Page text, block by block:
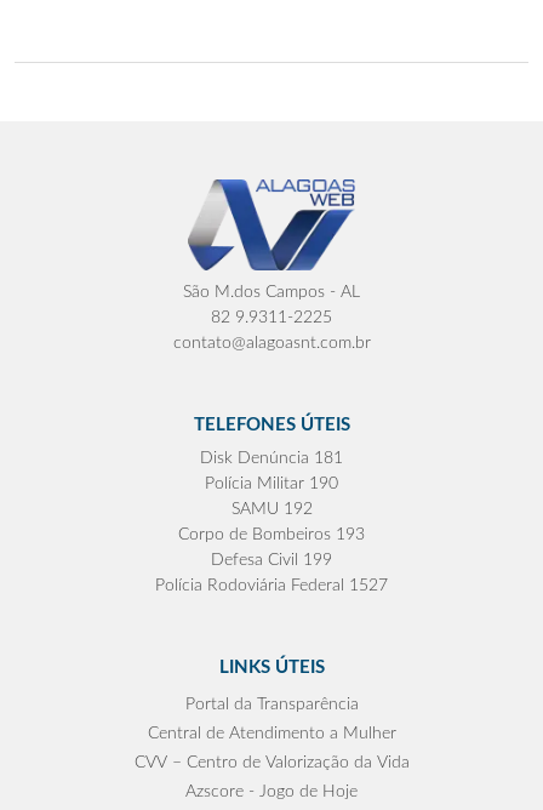
São M.dos Campos - AL
82 9.9311-2225
contato@alagoasnt.com.br
TELEFONES ÚTEIS
Disk Denúncia 181
Polícia Militar 190
SAMU 192
Corpo de Bombeiros 193
Defesa Civil 199
Polícia Rodoviária Federal 1527
LINKS ÚTEIS
Portal da Transparência
Central de Atendimento a Mulher
CVV – Centro de Valorização da Vida
Azscore - Jogo de Hoje